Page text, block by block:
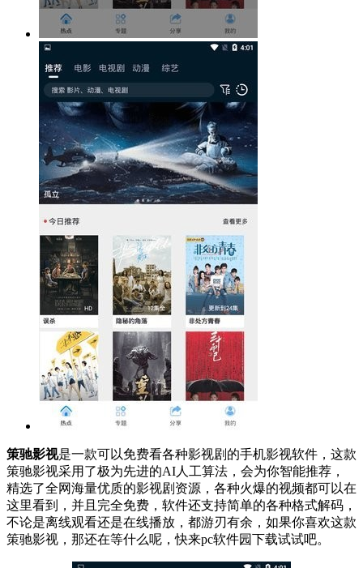
策驰影视是一款可以免费看各种影视剧的手机影视软件，这款
策驰影视采用了极为先进的AI人工算法，会为你智能推荐，
精选了全网海量优质的影视剧资源，各种火爆的视频都可以在
这里看到，并且完全免费，软件还支持简单的各种格式解码，
不论是离线观看还是在线播放，都游刃有余，如果你喜欢这款
策驰影视，那还在等什么呢，快来pc软件园下载试试吧。